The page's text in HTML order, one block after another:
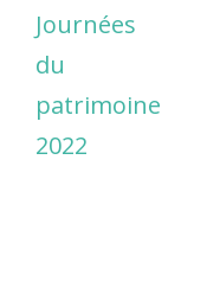
Journées
du
patrimoine
2022